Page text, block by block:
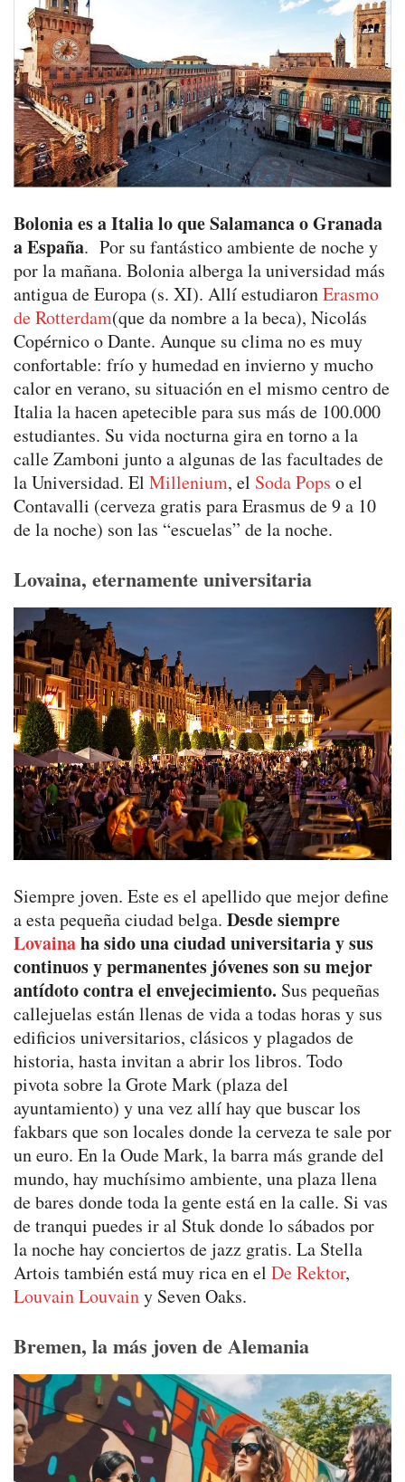
Bolonia es a Italia lo que Salamanca o Granada
a España. Por su fantástico ambiente de noche y
por la mañana. Bolonia alberga la universidad más
antigua de Europa (s. XI). Allí estudiaronErasmo
de Rotterdam(que da nombre a la beca), Nicolás
Copérnico o Dante. Aunque su clima no es muy
confortable: frío y humedad en invierno y mucho
calor en verano, su situación en el mismo centro de
Italia la hacen apetecible para sus más de 100.000
estudiantes. Su vida nocturna gira en torno a la
calle Zamboni junto a algunas de las facultades de
la Universidad. El Millenium, el Soda Pops o el
Contavalli (cerveza gratis para Erasmus de 9 a 10
de la noche) son las “escuelas” de la noche.
Lovaina, eternamente universitaria
Siempre joven. Este es el apellido que mejor define
a esta pequeña ciudad belga. Desde siempre
Lovainaha sido una ciudad universitaria y sus
continuos y permanentes jóvenes son su mejor
antídoto contra el envejecimiento. Sus pequeñas
callejuelas están llenas de vida a todas horas y sus
edificios universitarios, clásicos y plagados de
historia, hasta invitan a abrir los libros. Todo
pivota sobre la Grote Mark (plaza del
ayuntamiento) y una vez allí hay que buscar los
fakbars que son locales donde la cerveza te sale por
un euro. En la Oude Mark, la barra más grande del
mundo, hay muchísimo ambiente, una plaza llena
de bares donde toda la gente está en la calle. Si vas
de tranqui puedes ir al Stuk donde lo sábados por
la noche hay conciertos de jazz gratis. La Stella
Artois también está muy rica en el De Rektor,
Louvain Louvainy Seven Oaks.
Bremen, la más joven de Alemania